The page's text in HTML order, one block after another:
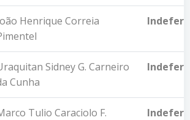
Henrique Correia
Sidney G. Carneiro
Cunha
Tulio Caraciolo F.